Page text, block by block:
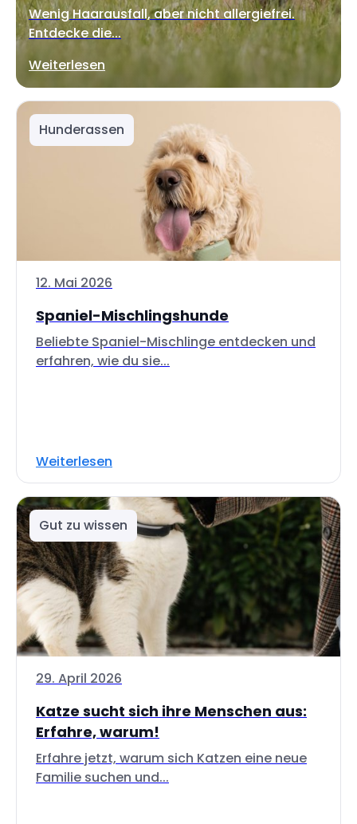
Wenig Haarausfall, aber nicht allergiefrei.
Entdecke die...
Weiterlesen
Hunderassen
12. Mai 2026
Spaniel-Mischlingshunde
Beliebte Spaniel-Mischlinge entdecken und
erfahren, wie du sie...
Weiterlesen
Gut zu wissen
29. April 2026
Katze sucht sich ihre Menschen aus:
Erfahre, warum!
Erfahre jetzt, warum sich Katzen eine neue
Familie suchen und...